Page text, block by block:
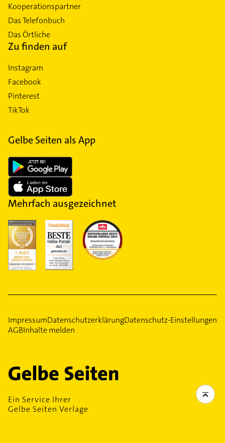
Kooperationspartner
Das Telefonbuch
Das Örtliche
Zu finden auf
Instagram
Facebook
Pinterest
TikTok
Gelbe Seiten als App
Mehrfach ausgezeichnet
ImpressumDatenschutzerklärungDatenschutz-Einstellungen
AGBInhalte melden
Ein Service Ihrer
Gelbe Seiten Verlage